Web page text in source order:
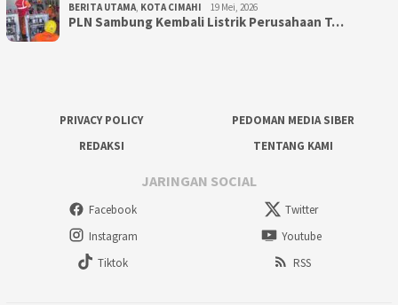
BERITA UTAMA, KOTA CIMAHI 19 Mei, 2026
PLN Sambung Kembali Listrik Perusahaan T…
PRIVACY POLICY
PEDOMAN MEDIA SIBER
REDAKSI
TENTANG KAMI
JARINGAN SOCIAL
Facebook
Twitter
Instagram
Youtube
Tiktok
RSS